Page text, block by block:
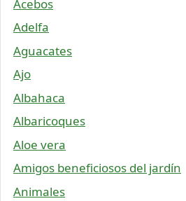
Acebos
Adelfa
Aguacates
Ajo
Albahaca
Albaricoques
Aloe vera
Amigos beneficiosos del jardín
Animales